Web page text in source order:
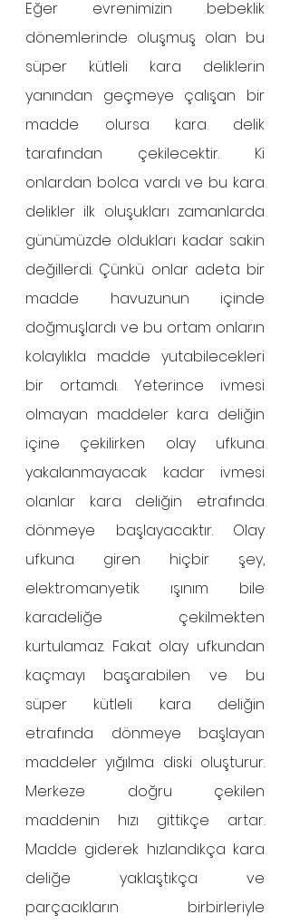
Eğer evrenimizin bebeklik
dönemlerinde oluşmuş olan bu
süper kütleli kara deliklerin
yanından geçmeye çalışan bir
madde olursa kara delik
tarafından çekilecektir. Ki
onlardan bolca vardı ve bu kara
delikler ilk oluşukları zamanlarda
günümüzde oldukları kadar sakin
değillerdi. Çünkü onlar adeta bir
madde havuzunun içinde
doğmuşlardı ve bu ortam onların
kolaylıkla madde yutabilecekleri
bir ortamdı. Yeterince ivmesi
olmayan maddeler kara deliğin
içine çekilirken olay ufkuna
yakalanmayacak kadar ivmesi
olanlar kara deliğin etrafında
dönmeye başlayacaktır. Olay
ufkuna giren hiçbir şey,
elektromanyetik ışınım bile
karadeliğe çekilmekten
kurtulamaz. Fakat olay ufkundan
kaçmayı başarabilen ve bu
süper kütleli kara deliğin
etrafında dönmeye başlayan
maddeler yığılma diski oluşturur.
Merkeze doğru çekilen
maddenin hızı gittikçe artar.
Madde giderek hızlandıkça kara
deliğe yaklaştıkça ve
parçacıkların birbirleriyle